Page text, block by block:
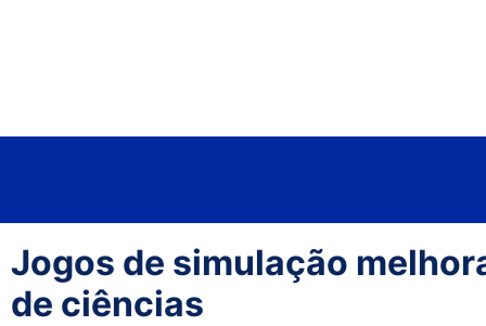
Jogos de simulação
de ciências